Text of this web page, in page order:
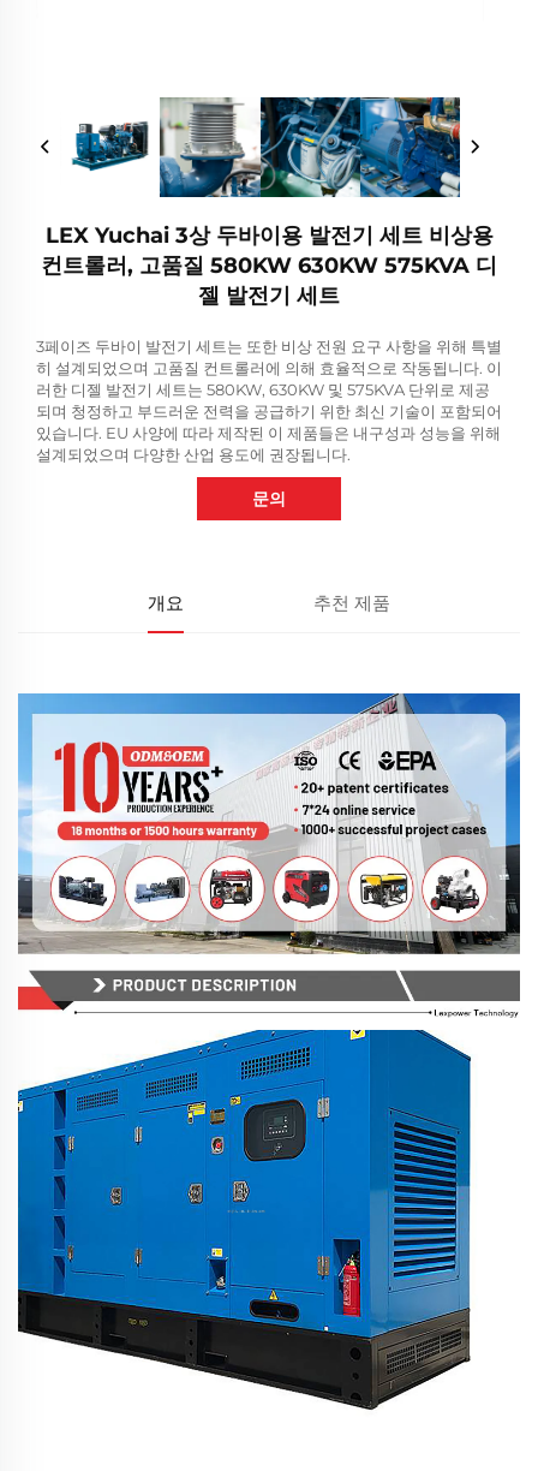
LEX Yuchai 3상 두바이용 발전기 세트 비상용
컨트롤러, 고품질 580KW 630KW 575KVA 디
젤 발전기 세트
3페이즈 두바이 발전기 세트는 또한 비상 전원 요구 사항을 위해 특별
히 설계되었으며 고품질 컨트롤러에 의해 효율적으로 작동됩니다. 이
러한 디젤 발전기 세트는 580KW, 630KW 및 575KVA 단위로 제공
되며 청정하고 부드러운 전력을 공급하기 위한 최신 기술이 포함되어
있습니다. EU 사양에 따라 제작된 이 제품들은 내구성과 성능을 위해
설계되었으며 다양한 산업 용도에 권장됩니다.
문의
개요 추천 제품